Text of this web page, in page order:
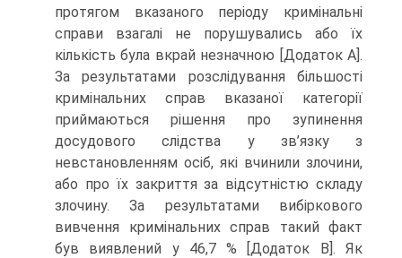
протягом вказаного періоду кримінальні
справи взагалі не порушувались або їх
кількість була вкрай незначною [Додаток А].
За результатами розслідування більшості
кримінальних справ вказаної категорії
приймаються рішення про зупинення
досудового слідства у зв’язку з
невстановленням осіб, які вчинили злочини,
або про їх закриття за відсутністю складу
злочину. За результатами вибіркового
вивчення кримінальних справ такий факт
був виявлений у 46,7 % [Додаток В]. Як